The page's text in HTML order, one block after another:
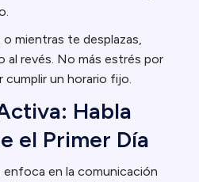
mientras te desplazas,
al revés. No más estrés por
cumplir un horario fijo.
Habla
el Primer Día
en la comunicación